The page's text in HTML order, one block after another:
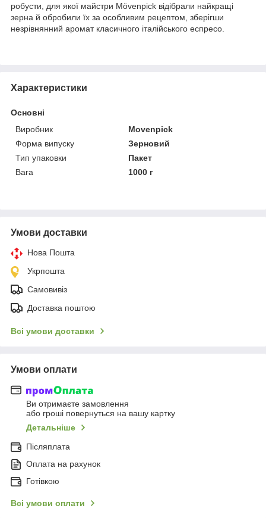
робусти, для якої майстри Mövenpick відібрали найкращі
зерна й обробили їх за особливим рецептом, зберігши
незрівнянний аромат класичного італійського еспресо.
Характеристики
Основні
Виробник
Movenpick
Форма випуску
Зерновий
Тип упаковки
Пакет
Вага
1000 г
Умови доставки
Нова Пошта
Укрпошта
Самовивіз
Доставка поштою
Всі умови доставки
Умови оплати
Ви отримаєте замовлення
або гроші повернуться на вашу картку
Детальніше
Післяплата
Оплата на рахунок
Готівкою
Всі умови оплати